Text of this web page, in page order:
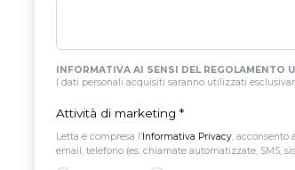
INFORMATIVA AI SENSI DEL REGOLAMENTO
I dati personali acquisiti saranno utilizzati
Attività di marketing *
Letta e compresa l’ Informativa Privacy, acconsento
email, telefono (es. chiamate automatizzate, SMS,